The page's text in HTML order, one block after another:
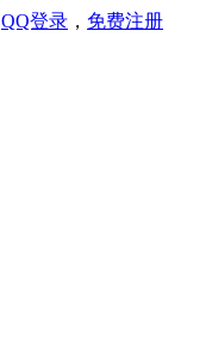
QQ登录 ， 免费注册